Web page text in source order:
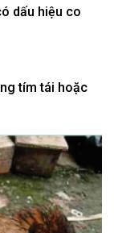
dấu hiệu co
tím tái hoặc